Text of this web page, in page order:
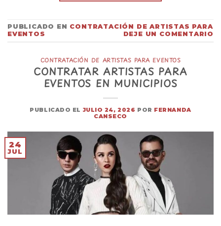
PUBLICADO EN CONTRATACIÓN DE ARTISTAS PARA
EVENTOS
DEJE UN COMENTARIO
CONTRATACIÓN DE ARTISTAS PARA EVENTOS
CONTRATAR ARTISTAS PARA
EVENTOS EN MUNICIPIOS
PUBLICADO EL JULIO 24, 2026 POR FERNANDA
CANSECO
24
JUL